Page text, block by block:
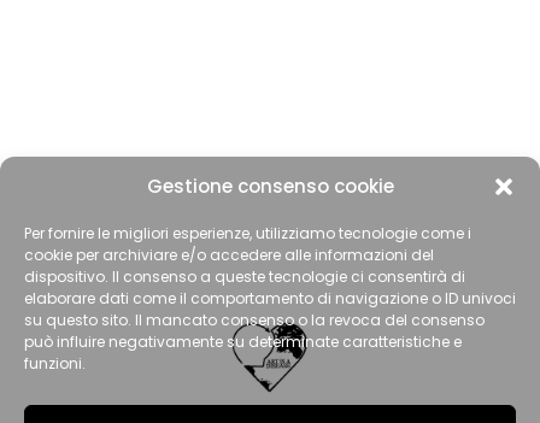
Gestione consenso cookie
Per fornire le migliori esperienze, utilizziamo tecnologie come i
cookie per archiviare e/o accedere alle informazioni del
dispositivo. Il consenso a queste tecnologie ci consentirà di
elaborare dati come il comportamento di navigazione o ID univoci
su questo sito. Il mancato consenso o la revoca del consenso
può influire negativamente su determinate caratteristiche e
funzioni.